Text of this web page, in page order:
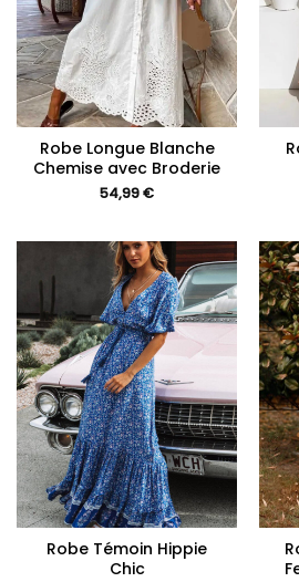
Robe Longue Blanche
Chemise avec Broderie
54,99€
Robe Témoin Hippie
Chic